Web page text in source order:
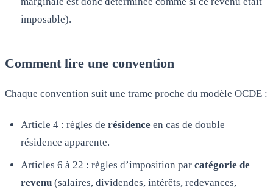
imposable).
Comment lire une convention
Chaque convention suit une trame proche du modèle OCDE :
Article 4 : règles de résidence en cas de double
résidence apparente.
Articles 6 à 22 : règles d’imposition par catégorie de
revenu(salaires, dividendes, intérêts, redevances,